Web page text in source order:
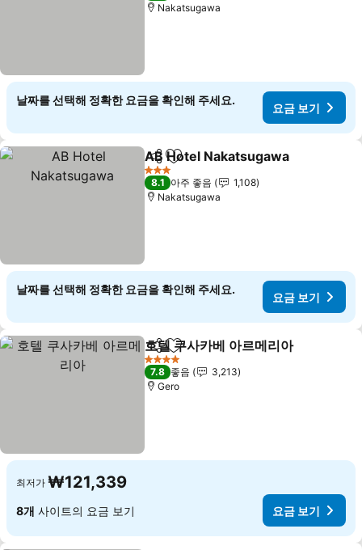
Nakatsugawa
날짜를 선택해 정확한 요금을 확인해 주세요.
요금 보기
공유 즐겨찾기에 추가
AB Hotel Nakatsugawa
3 성급
8.1 아주 좋음
1,108
Nakatsugawa
날짜를 선택해 정확한 요금을 확인해 주세요.
요금 보기
공유 즐겨찾기에 추가
호텔 쿠사카베 아르메리아
4 성급
7.8 좋음
3,213
Gero
최저가 ₩121,339
8개 사이트의 요금 보기 요금 보기